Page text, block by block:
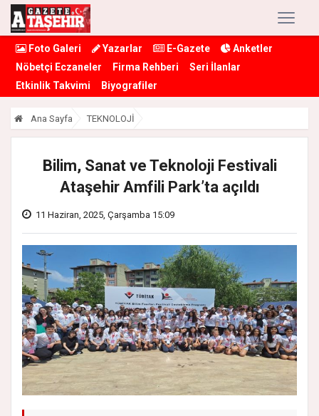
Foto Galeri Yazarlar E-Gazete
Anketler
Nöbetçi Eczaneler
Firma Rehberi
Seri İlanlar
Etkinlik Takvimi
Biyografiler
Ana Sayfa TEKNOLOJİ
Bilim, Sanat ve Teknoloji Festivali
Ataşehir Amfili Park’ta açıldı
11 Haziran, 2025, Çarşamba 15:09